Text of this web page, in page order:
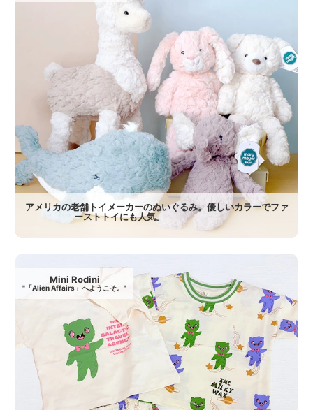
アメリカの老舗トイメーカーのぬいぐるみ。優しいカラーでファ
ーストトイにも人気。
Mini Rodini
"「Alien Affairs」へようこそ。"